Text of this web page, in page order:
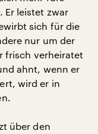
Er leistet zwar
sich für die
nur um der
frisch verheiratet
ahnt, wenn er
wird er in
über den